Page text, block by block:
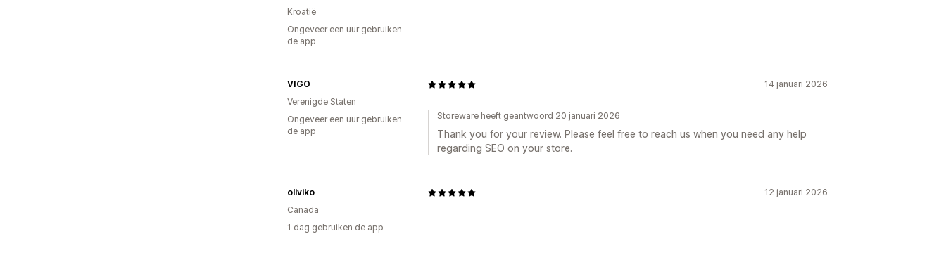
Kroatië
Ongeveer een uur gebruiken
de app
14 januari 2026
VIGO
Verenigde Staten
Ongeveer een uur gebruiken
de app
Storeware heeft geantwoord 20 januari 2026
Thank you for your review. Please feel free to reach us when you need any help
regarding SEO on your store.
12 januari 2026
oliviko
Canada
1 dag gebruiken de app